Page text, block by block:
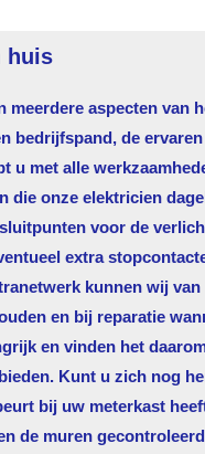
huis
meerdere aspecten van
bedrijfspand, de
u met alle
die onze elektricien
voor de
extra
kunnen wij van
en bij reparatie
en vinden het
Kunt u zich nog
bij uw meterkast
de muren